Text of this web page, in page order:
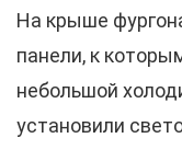
На крыше
панели, к
небольшой
установили